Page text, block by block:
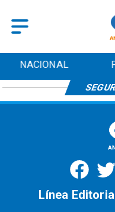
NACIONAL
Línea